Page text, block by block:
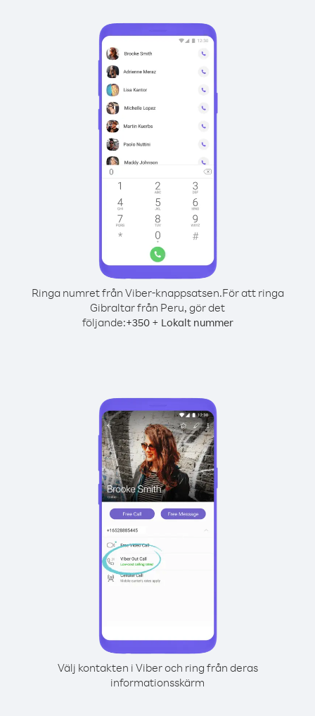
Ringa numret från Viber-knappsatsen.För att ringa
Gibraltar från Peru, gör det
följande:+350+ Lokalt nummer
Välj kontakten i Viber och ring från deras
informationsskärm